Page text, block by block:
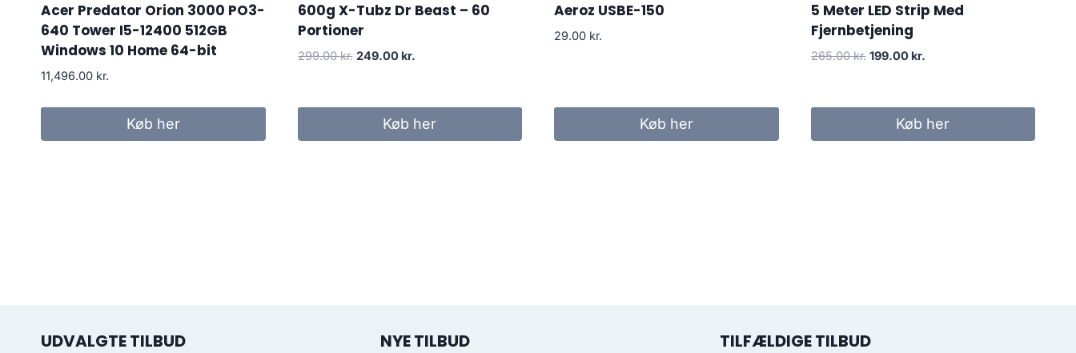
Acer Predator Orion 3000 PO3-
640 Tower I5-12400 512GB
Windows 10 Home 64-bit
11,496.00 kr.
Køb her
600g X-Tubz Dr Beast – 60
Portioner
299.00kr. Original
299.00 kr..
249.00 kr.Current
249.00 kr..
Køb her
Aeroz USBE-150
29.00 kr.
Køb her
5 Meter LED Strip Med
Fjernbetjening
265.00kr. Original
265.00 kr..
199.00 kr.Current
199.00 kr..
Køb her
UDVALGTE TILBUD NYE TILBUD TILFÆLDIGE TILBUD